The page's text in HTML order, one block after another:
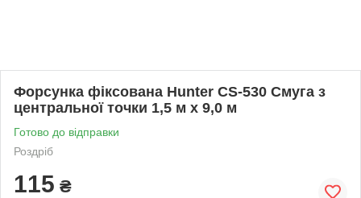
Форсунка фіксована Hunter CS-530 Смуга з
центральної точки 1,5 м x 9,0 м
Готово до відправки
Роздріб
115 ₴